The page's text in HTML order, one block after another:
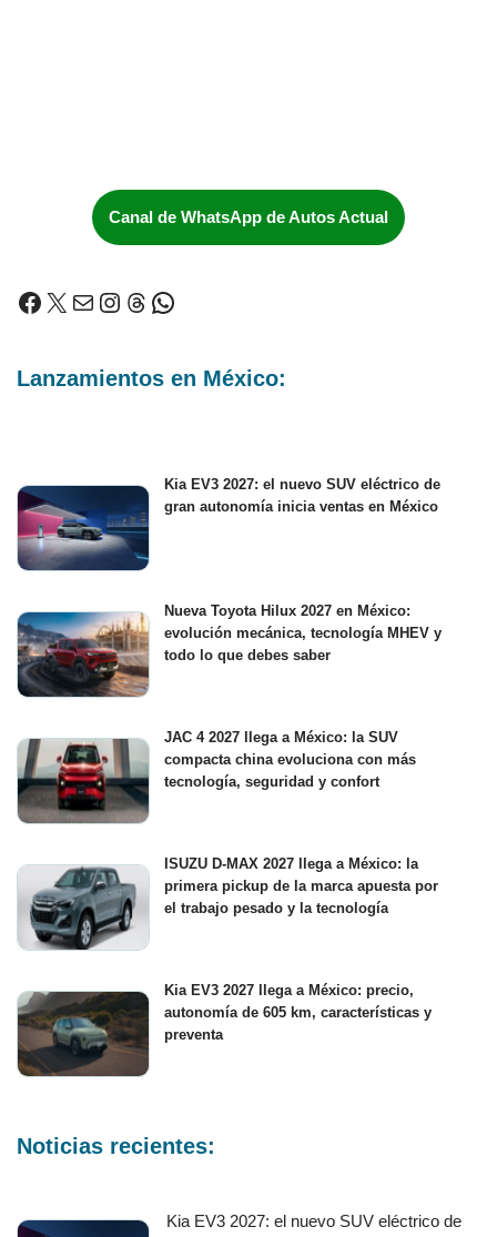
Canal de WhatsApp de Autos Actual
Lanzamientos en México:
Kia EV3 2027: el nuevo SUV eléctrico de
gran autonomía inicia ventas en México
Nueva Toyota Hilux 2027 en México:
evolución mecánica, tecnología MHEV y
todo lo que debes saber
JAC 4 2027 llega a México: la SUV
compacta china evoluciona con más
tecnología, seguridad y confort
ISUZU D-MAX 2027 llega a México: la
primera pickup de la marca apuesta por
el trabajo pesado y la tecnología
Kia EV3 2027 llega a México: precio,
autonomía de 605 km, características y
preventa
Noticias recientes:
Kia EV3 2027: el nuevo SUV eléctrico de